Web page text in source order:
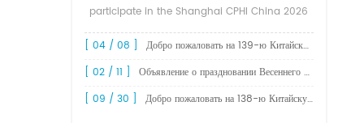
participate in the Shanghai CPHI China 2026
grandly kick off at the Shanghai New
[ 04 / 08 ]
Добро пожаловать на 139-ю Китайскую выставку импорта и экспорта (Кантонскую ярмарку).
[ 02 / 11 ]
Объявление о праздновании Весеннего фестиваля 2026 года!
[ 09 / 30 ]
Добро пожаловать на 138-ю Китайскую ярмарку импортных и экспортных товаров